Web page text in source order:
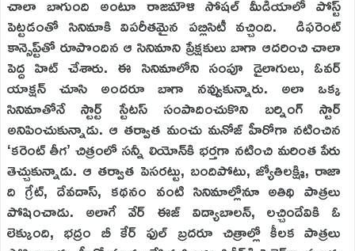
పెట్టడంతో సినిమాకి విపరీతమైన పబ్లిసిటీ వచ్చింది. డిఫరెంట్‌
కాన్సెప్ట్‌తో రూపొందిన ఆ సినిమాని ప్రేక్షకులు బాగా ఆదరించి చాలా
పెద్ద హిట్‌ చేశారు. ఈ సినిమాలోని సంపూ డైలాగులు, ఓవర్‌
యాక్షన్‌ చూసి అందరూ బాగా నవ్వుకున్నారు. అలా ఒక్క
సినిమాతోనే స్టార్ట్‌ స్టేటస్‌ సంపాదించుకొని బర్నింగ్‌ స్టార్‌
అనిపించుకున్నాడు. ఆ తర్వాత మంచు మనోజ్‌ హీరోగా నటించిన
‘కరెంట్‌ తీగ’ చిత్రంలో సన్నీ లియోన్‌కి భర్తగా నటించి మరింత పేరు
తెచ్చుకున్నాడు. ఆ తర్వాత పెసరట్టు, బందిపోటు, జ్యోతిలక్ష్మి, రాజా
ది గ్రేట్‌, దేవదాస్‌, కథనం వంటి సినిమాల్లోనూ అతిథి పాత్రలు
పోషించాడు. అలాగే వేర్‌ ఈజ్‌ విద్యాబాలన్‌, లచ్చిందేవికి ఓ
లెక్కుంది, భద్రం బీ కేర్‌ ఫుల్‌ బ్రదరూ చిత్రాల్లో కీలక పాత్రలు